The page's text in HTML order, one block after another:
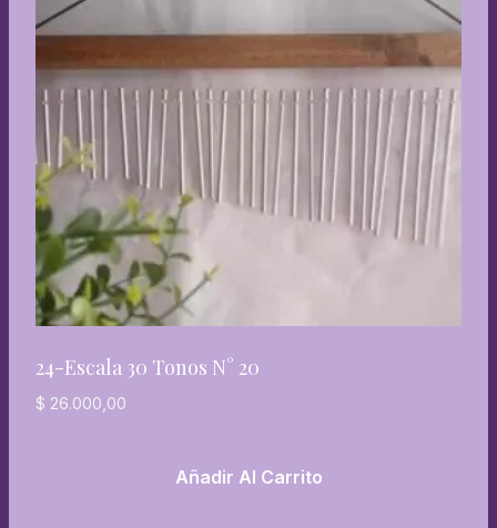
24-Escala 30 Tonos N° 20
$ 26.000,00
Añadir Al Carrito